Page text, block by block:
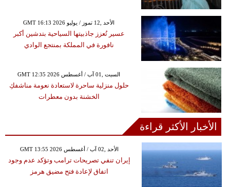
GMT 16:13 2026 الأحد ,12 تموز / يوليو
عسير تُعزز جاذبيتها السياحية بتدشين أكبر
نافورة في المملكة بمنتجع الوادي
GMT 12:35 2026 السبت ,01 آب / أغسطس
حلول منزلية ساحرة لاستعادة نعومة مناشفكِ
الخشنة بدون معطرات
الأخبار الأكثر قراءة
GMT 13:55 2026 الأحد ,02 آب / أغسطس
إيران تنفي تصريحات ترامب وتؤكد عدم وجود
اتفاق لإعادة فتح مضيق هرمز